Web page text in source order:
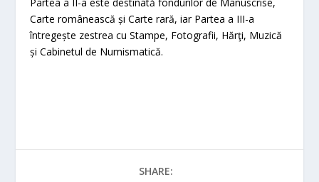
Carte românească și Carte rară, iar Partea a III-a
întregește zestrea cu Stampe, Fotografii, Hărţi, Muzică
și Cabinetul de Numismatică.
SHARE: